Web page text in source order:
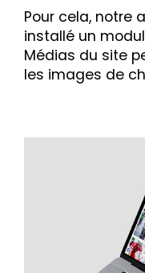
Pour cela, notre
installé un
Médias du site
les images de